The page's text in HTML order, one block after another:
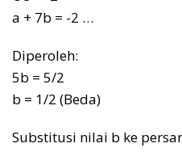
a + 7b = -2 …
Diperoleh:
5b = 5/2
b = 1/2 (Beda)
Substitusi nilai b ke